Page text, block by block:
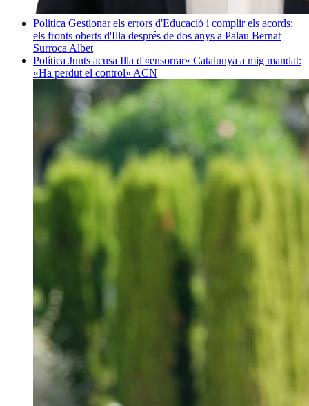
Política Gestionar els errors d'Educació i complir els acords:
els fronts oberts d'Illa després de dos anys a Palau Bernat
Surroca Albet
Política Junts acusa Illa d'«ensorrar» Catalunya a mig mandat:
«Ha perdut el control» ACN